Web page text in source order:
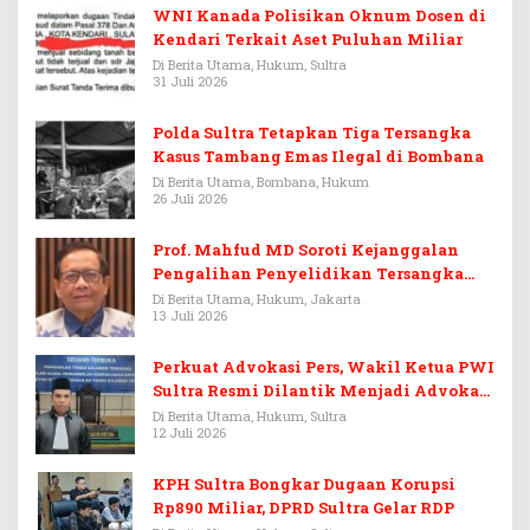
WNI Kanada Polisikan Oknum Dosen di
Kendari Terkait Aset Puluhan Miliar
Di Berita Utama, Hukum, Sultra
31 Juli 2026
Polda Sultra Tetapkan Tiga Tersangka
Kasus Tambang Emas Ilegal di Bombana
Di Berita Utama, Bombana, Hukum
26 Juli 2026
Prof. Mahfud MD Soroti Kejanggalan
Pengalihan Penyelidikan Tersangka
Febrie Adriansyah
Di Berita Utama, Hukum, Jakarta
13 Juli 2026
Perkuat Advokasi Pers, Wakil Ketua PWI
Sultra Resmi Dilantik Menjadi Advokat
PERADI
Di Berita Utama, Hukum, Sultra
12 Juli 2026
KPH Sultra Bongkar Dugaan Korupsi
Rp890 Miliar, DPRD Sultra Gelar RDP